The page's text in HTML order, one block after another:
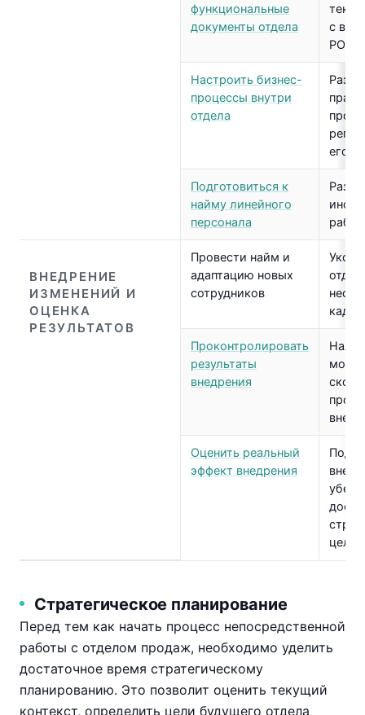
функциональные
документы отдела
с
РОПа
Настроить бизнес-
процессы внутри
отдела
его
Подготовиться к
найму линейного
персонала
ВНЕДРЕНИЕ
ИЗМЕНЕНИЙ И
ОЦЕНКА
РЕЗУЛЬТАТОВ
Провести найм и
адаптацию новых
сотрудников
Проконтролировать
результаты
внедрения
Оценить реальный
эффект внедрения
целей
Стратегическое планирование
Перед тем как начать процесс непосредственной
работы с отделом продаж, необходимо уделить
достаточное время стратегическому
планированию. Это позволит оценить текущий
контекст, определить цели будущего отдела